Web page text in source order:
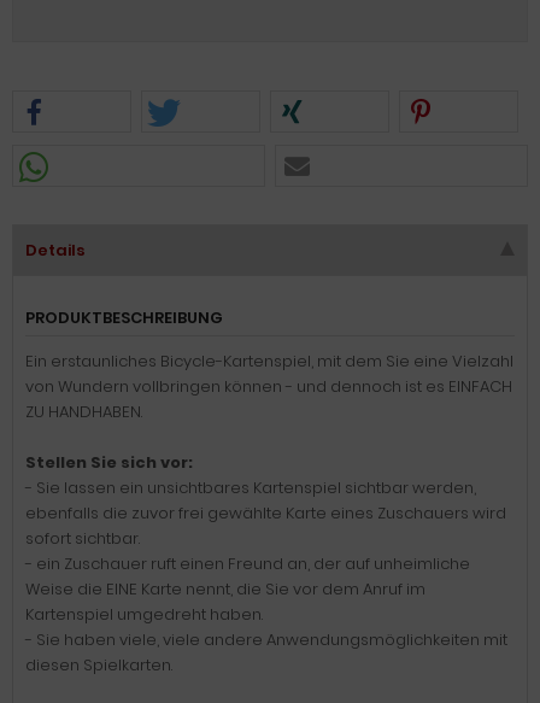
Details
PRODUKTBESCHREIBUNG
Ein erstaunliches Bicycle-Kartenspiel, mit dem Sie eine Vielzahl
von Wundern vollbringen können - und dennoch ist es EINFACH
ZU HANDHABEN.
Stellen Sie sich vor:
- Sie lassen ein unsichtbares Kartenspiel sichtbar werden,
ebenfalls die zuvor frei gewählte Karte eines Zuschauers wird
sofort sichtbar.
- ein Zuschauer ruft einen Freund an, der auf unheimliche
Weise die EINE Karte nennt, die Sie vor dem Anruf im
Kartenspiel umgedreht haben.
- Sie haben viele, viele andere Anwendungsmöglichkeiten mit
diesen Spielkarten.